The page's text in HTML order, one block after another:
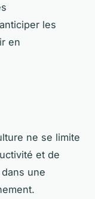
les
en
ne se limite
et de
une